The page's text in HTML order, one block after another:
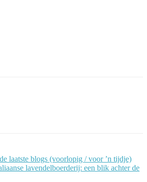
laatste blogs (voorlopig / voor ’n tijdje)
lavendelboerderij: een blik achter de